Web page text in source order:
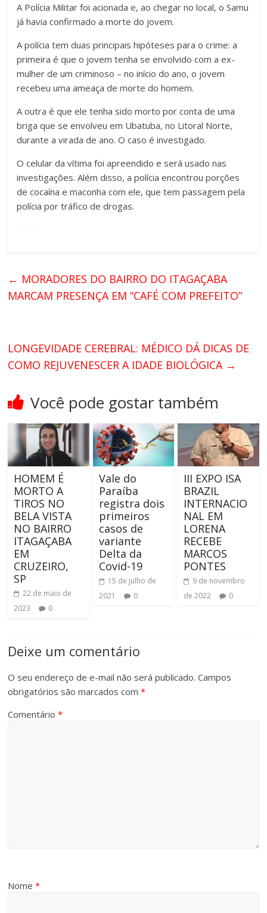
A Polícia Militar foi acionada e, ao chegar no local, o Samu
já havia confirmado a morte do jovem.
A polícia tem duas principais hipóteses para o crime: a
primeira é que o jovem tenha se envolvido com a ex-
mulher de um criminoso – no início do ano, o jovem
recebeu uma ameaça de morte do homem.
A outra é que ele tenha sido morto por conta de uma
briga que se envolveu em Ubatuba, no Litoral Norte,
durante a virada de ano. O caso é investigado.
O celular da vítima foi apreendido e será usado nas
investigações. Além disso, a polícia encontrou porções
de cocaína e maconha com ele, que tem passagem pela
polícia por tráfico de drogas.
← MORADORES DO BAIRRO DO ITAGAÇABA
MARCAM PRESENÇA EM “CAFÉ COM PREFEITO”
LONGEVIDADE CEREBRAL: MÉDICO DÁ DICAS DE
COMO REJUVENESCER A IDADE BIOLÓGICA →
Você pode gostar também
HOMEM É
MORTO A
TIROS NO
BELA VISTA
NO BAIRRO
ITAGAÇABA
EM
CRUZEIRO,
SP
22 de maio de
2023
0
Vale do
Paraíba
registra dois
primeiros
casos de
variante
Delta da
Covid-19
15 de julho de
2021
0
III EXPO ISA
BRAZIL
INTERNACIO
NAL EM
LORENA
RECEBE
MARCOS
PONTES
9 de novembro
de 2022
0
Deixe um comentário
O seu endereço de e-mail não será publicado. Campos
obrigatórios são marcados com*
Comentário*
Nome*